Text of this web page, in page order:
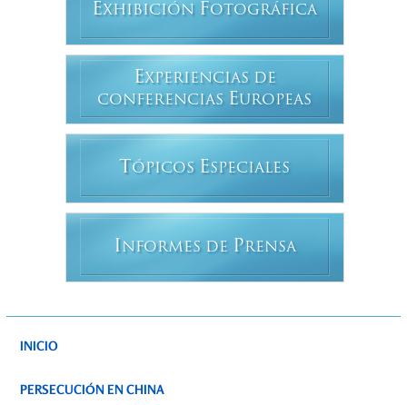
EXHIBICIÓN FOTOGRÁFICA
EXPERIENCIAS DE
CONFERENCIAS EUROPEAS
T ÓPICOS ESPECIALES
INFORMES DE PRENSA
INICIO
PERSECUCIÓN EN CHINA